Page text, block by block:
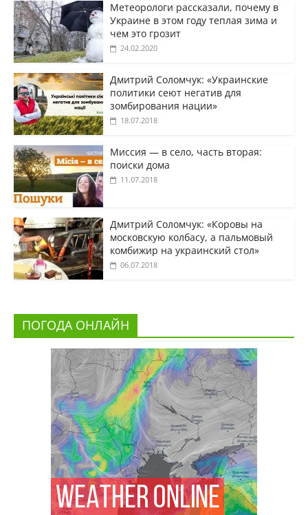
Метеорологи рассказали, почему в
Украине в этом году теплая зима и
чем это грозит
24.02.2020
Дмитрий Соломчук: «Украинские
политики сеют негатив для
зомбирования нации»
18.07.2018
Миссия — в село, часть вторая:
поиски дома
11.07.2018
Дмитрий Соломчук: «Коровы на
московскую колбасу, а пальмовый
комбижир на украинский стол»
06.07.2018
ПОГОДА ОНЛАЙН